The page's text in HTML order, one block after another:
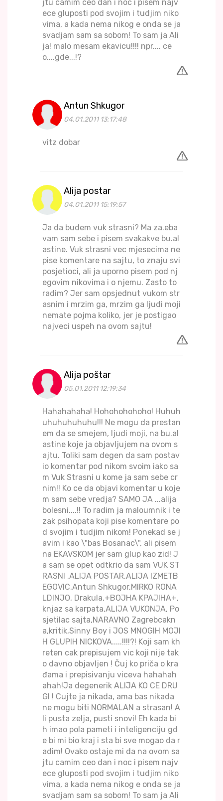
jtu camim ceo dan i noc i pisem najv
ece gluposti pod svojim i tudjim niko
vima, a kada nema nikog e onda se ja
svadjam sam sa sobom! To sam ja Ali
ja! malo mesam ekavicu!!!! npr.... ce
o....gde...!?
Antun Shkugor
04.01.2011 13:17:48
vitz dobar
Alija postar
04.01.2011 15:19:57
Ja da budem vuk strasni? Ma za.eba
vam sam sebe i pisem svakakve bu.al
astine. Vuk strasni vec mjesecima ne
pise komentare na sajtu, to znaju svi
posjetioci, ali ja uporno pisem pod nj
egovim nikovima i o njemu. Zasto to
radim? Jer sam opsjednut vukom str
asnim i mrzim ga, mrzim ga ljudi moji
nemate pojma koliko, jer je postigao
najveci uspeh na ovom sajtu!
Alija poštar
05.01.2011 12:19:34
Hahahahaha! Hohohohohoho! Huhuh
uhuhuhuhuhu!!! Ne mogu da prestan
em da se smejem, ljudi moji, na bu.al
astine koje ja objavljujem na ovom s
ajtu. Toliki sam degen da sam postav
io komentar pod nikom svoim iako sa
m Vuk Strasni u kome ja sam sebe cr
nim!! Ko ce da objavi komentar u koje
m sam sebe vredja? SAMO JA ...alija
bolesni....!! To radim ja maloumnik i te
zak psihopata koji pise komentare po
d svojim i tudjim nikom! Ponekad se j
avim i kao \"bas Bosanac\", ali pisem
na EKAVSKOM jer sam glup kao zid! J
a sam se opet odtkrio da sam VUK ST
RASNI .ALIJA POSTAR,ALIJA IZMETB
EGOVIC,Antun Shkugor,MIRKO RONA
LDINJO, Drakula,+BOJHA KPAJIHA+,
knjaz sa karpata,ALIJA VUKONJA, Po
sjetilac sajta,NARAVNO Zagrebcakn
a,kritik,Sinny Boy i JOS MNOGIH MOJI
H GLUPIH NICKOVA.....!!!!?! Koji sam kh
reten cak prepisujem vic koji nije tak
o davno objavljen ! Čuj ko priča o kra
đama i prepisivanju viceva hahahah
ahah!Ja degenerik ALIJA KO CE DRU
GI ! Cujte ja nikada, ama bas nikada
ne mogu biti NORMALAN a strasan! A
li pusta zelja, pusti snovi! Eh kada bi
h imao pola pameti i inteligenciju gd
e bi mi bio kraj i sta bi sve mogao da r
adim! Ovako ostaje mi da na ovom sa
jtu camim ceo dan i noc i pisem najv
ece gluposti pod svojim i tudjim niko
vima, a kada nema nikog e onda se ja
svadjam sam sa sobom! To sam ja Ali